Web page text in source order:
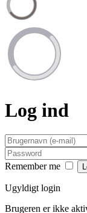
Log ind
Remember me
Ugyldigt login
Brugeren er ikke